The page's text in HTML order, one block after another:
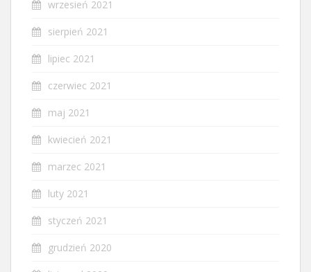
wrzesień 2021
sierpień 2021
lipiec 2021
czerwiec 2021
maj 2021
kwiecień 2021
marzec 2021
luty 2021
styczeń 2021
grudzień 2020